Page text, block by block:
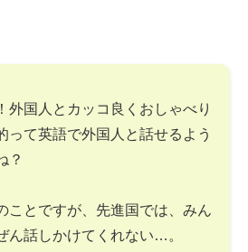
外国人とカッコ良くおしゃべり
って英語で外国人と話せるよう
？
ことですが、先進国では、みん
ん話しかけてくれない…。